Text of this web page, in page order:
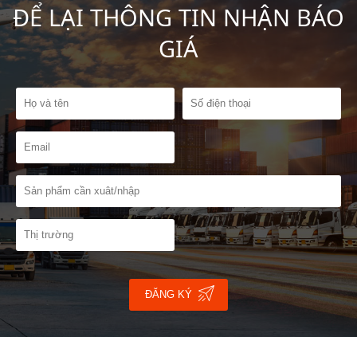
ĐỂ LẠI THÔNG TIN NHẬN BÁO
GIÁ
ĐĂNG KÝ